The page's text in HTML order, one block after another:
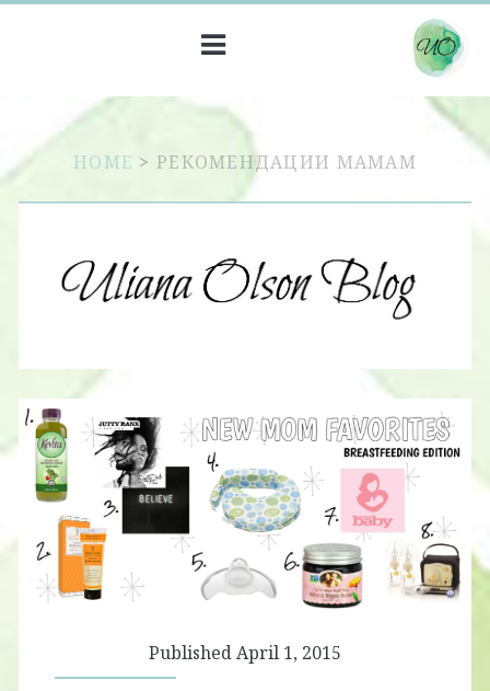
HOME > РЕКОМЕНДАЦИИ МАМАМ
Published April 1, 2015